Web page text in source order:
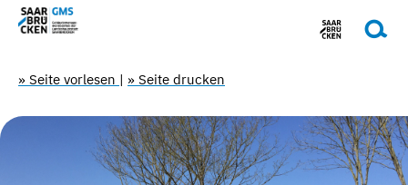
» Seite vorlesen | » Seite drucken